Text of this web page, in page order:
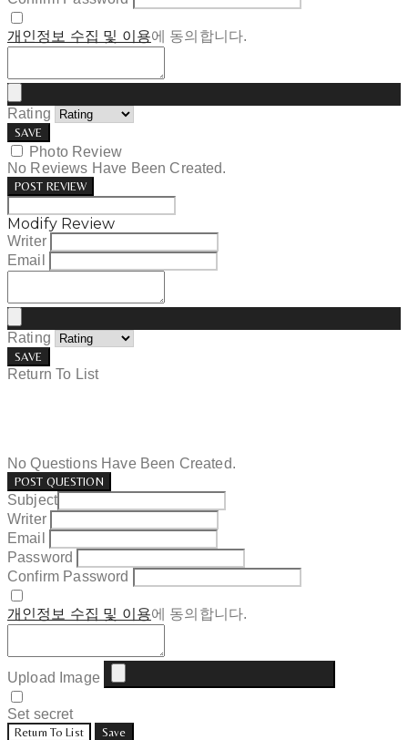
개인정보 수집 및 이용에 동의합니다.
Rating
SAVE
Photo Review
No Reviews Have Been Created.
POST REVIEW
Modify Review
Writer
Email
Rating
SAVE
Return To List
No Questions Have Been Created.
POST QUESTION
Subject
Writer
Email
Password
Confirm Password
개인정보 수집 및 이용에 동의합니다.
Upload Image
Set secret
Return To List Save